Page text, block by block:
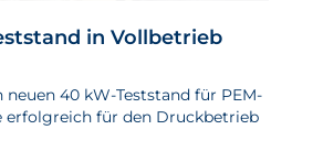
in Vollbetrieb
neuen 40 kW-Teststand für PEM-
erfolgreich für den Druckbetrieb